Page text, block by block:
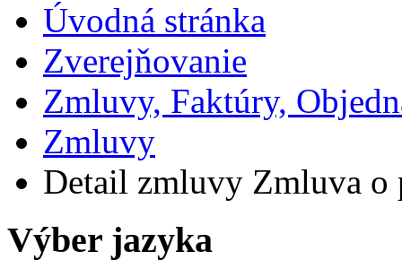
Úvodná stránka
Zverejňovanie
Zmluvy, Faktúry,
Zmluvy
Detail zmluvy Zmluva o
Výber jazyka